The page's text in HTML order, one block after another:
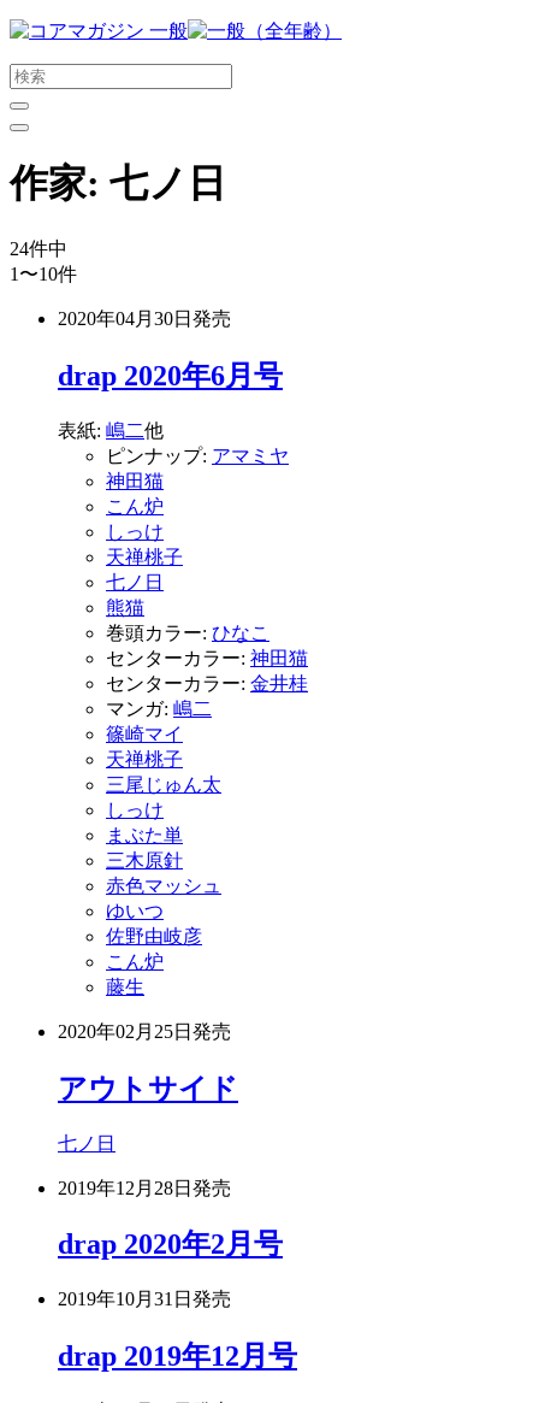
メ
ン
コ
ン
ン
ツ
ス
キ
作家: 七ノ日
24件中
1〜10件
2020年04月30日 発売
drap 2020年6月号
表紙: 嶋二他
ピンナップ: アマミヤ
神田猫
こん炉
しっけ
天禅桃子
七ノ日
熊猫
巻頭カラー: ひなこ
センターカラー: 神田猫
センターカラー: 金井桂
マンガ: 嶋二
篠崎マイ
天禅桃子
三尾じゅん太
しっけ
まぶた単
三木原針
赤色マッシュ
ゆいつ
佐野由岐彦
こん炉
藤生
2020年02月25日 発売
アウトサイド
七ノ日
2019年12月28日 発売
drap 2020年2月号
2019年10月31日 発売
drap 2019年12月号